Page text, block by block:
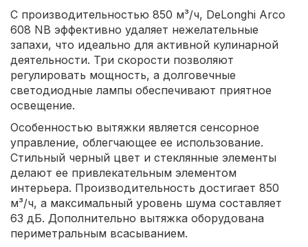
С производительностью 850 м³/ч, DeLonghi Arco
608 NB эффективно удаляет нежелательные
запахи, что идеально для активной кулинарной
деятельности. Три скорости позволяют
регулировать мощность, а долговечные
светодиодные лампы обеспечивают приятное
освещение.
Особенностью вытяжки является сенсорное
управление, облегчающее ее использование.
Стильный черный цвет и стеклянные элементы
делают ее привлекательным элементом
интерьера. Производительность достигает 850
м³/ч, а максимальный уровень шума составляет
63 дБ. Дополнительно вытяжка оборудована
периметральным всасыванием.